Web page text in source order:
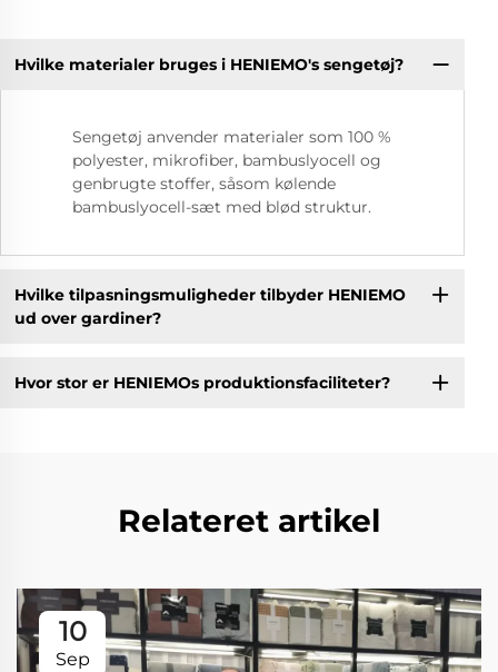
Hvilke materialer bruges i HENIEMO's sengetøj?
Sengetøj anvender materialer som 100 %
polyester, mikrofiber, bambuslyocell og
genbrugte stoffer, såsom kølende
bambuslyocell-sæt med blød struktur.
Hvilke tilpasningsmuligheder tilbyder HENIEMO
ud over gardiner?
Hvor stor er HENIEMOs produktionsfaciliteter?
Relateret artikel
10
Sep